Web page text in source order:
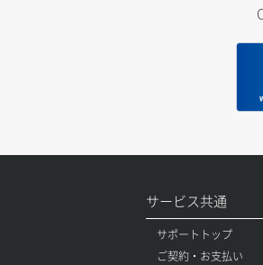
サービス共通
サポートトップ
ご契約・お支払い